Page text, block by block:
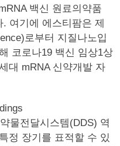
백신 원료의약품
여기에 에스티팜은 제
로부터 지질나노입
코로나19 백신 임상1상
대 mRNA 신약개발 자
물전달시스템(DDS) 역
정 장기를 표적할 수 있